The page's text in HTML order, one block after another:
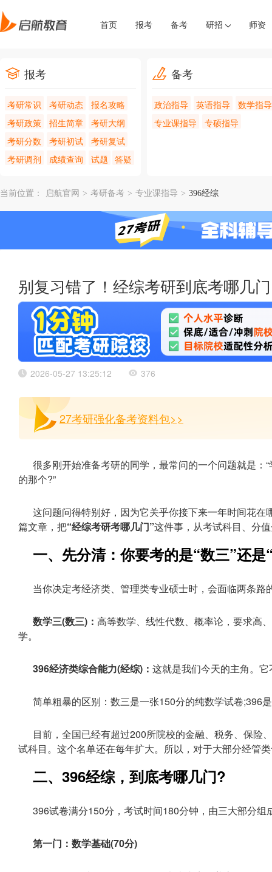
首页 报考 备考 研招 师资
报考
考研常识 考研动态
报名攻略
考研政策
招生简章
考研大纲
考研分数
考研初试
考研复试
考研调剂
成绩查询 试题 答疑
备考
政治指导 英语指导
数学指导
专业课指导
专硕指导
当前位置： 启航官网 > 考研备考 > 专业课指导 > 396经综
别复习错了！经综考研到底考哪几
2026-05-27 13:25:12 376
27考研强化备考资料包>>
很多刚开始准备考研的同学，最常问的一个问题就是：
的那个?”
这问题问得特别好，因为它关乎你接下来一年时间花
篇文章，把“经综考研考哪几门”这件事，从考试科目、分
一、先分清：你要考的是“数三”还是
当你决定考经济类、管理类专业硕士时，会面临两条路
数学三(数三)： 高等数学、线性代数、概率论，要求高
学。
396经济类综合能力(经综)： 这就是我们今天的主角。
简单粗暴的区别：数三是一张150分的纯数学试卷;396
目前，全国已经有超过200所院校的金融、税务、保险
试科目。这个名单还在每年扩大。所以，对于大部分经管
二、396经综，到底考哪几门?
396试卷满分150分，考试时间180分钟，由三大部分组
第一门：数学基础(70分)